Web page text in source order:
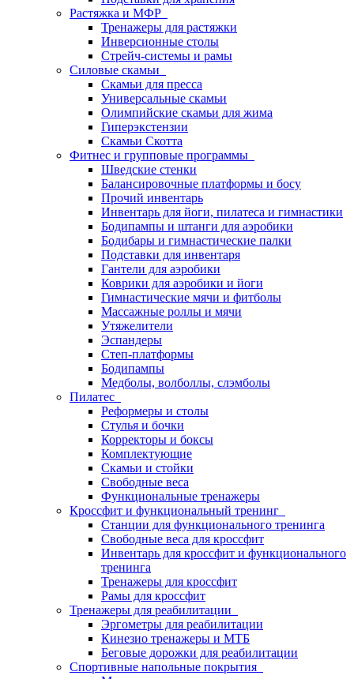
Растяжка и МФР
Тренажеры для растяжки
Инверсионные столы
Стрейч-системы и рамы
Силовые скамьи
Скамьи для пресса
Универсальные скамьи
Олимпийские скамьи для жима
Гиперэкстензии
Скамьи Скотта
Фитнес и групповые программы
Шведские стенки
Балансировочные платформы и босу
Прочий инвентарь
Инвентарь для йоги, пилатеса и гимнастики
Бодипампы и штанги для аэробики
Бодибары и гимнастические палки
Подставки для инвентаря
Гантели для аэробики
Коврики для аэробики и йоги
Гимнастические мячи и фитболы
Массажные роллы и мячи
Утяжелители
Эспандеры
Степ-платформы
Бодипампы
Медболы, волболлы, слэмболы
Пилатес
Реформеры и столы
Стулья и бочки
Корректоры и боксы
Комплектующие
Скамьи и стойки
Свободные веса
Функциональные тренажеры
Кроссфит и функциональный тренинг
Станции для функционального тренинга
Свободные веса для кроссфит
Инвентарь для кроссфит и функционального
тренинга
Тренажеры для кроссфит
Рамы для кроссфит
Тренажеры для реабилитации
Эргометры для реабилитации
Кинезио тренажеры и МТБ
Беговые дорожки для реабилитации
Спортивные напольные покрытия